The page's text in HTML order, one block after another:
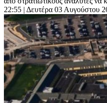
22:55 | Δευτέρα 03 Αυγούστου